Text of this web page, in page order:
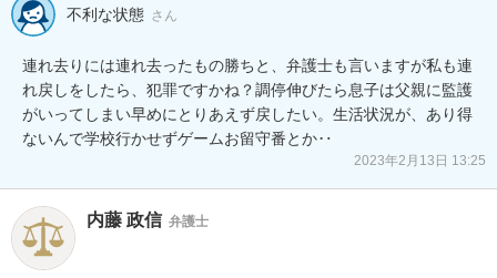
不利な状態 さん
連れ去りには連れ去ったもの勝ちと、弁護士も言いますが私も連
れ戻しをしたら、犯罪ですかね？調停伸びたら息子は父親に監護
がいってしまい早めにとりあえず戻したい。生活状況が、あり得
ないんで学校行かせずゲームお留守番とか‥
2023年2月13日 13:25
内藤 政信 弁護士